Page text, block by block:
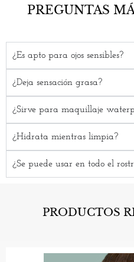
PREGUNTAS
¿Es apto para ojos sensibles?
¿Deja sensación grasa?
¿Sirve para maquillaje
¿Hidrata mientras limpia?
¿Se puede usar en todo el
PRODUCTOS